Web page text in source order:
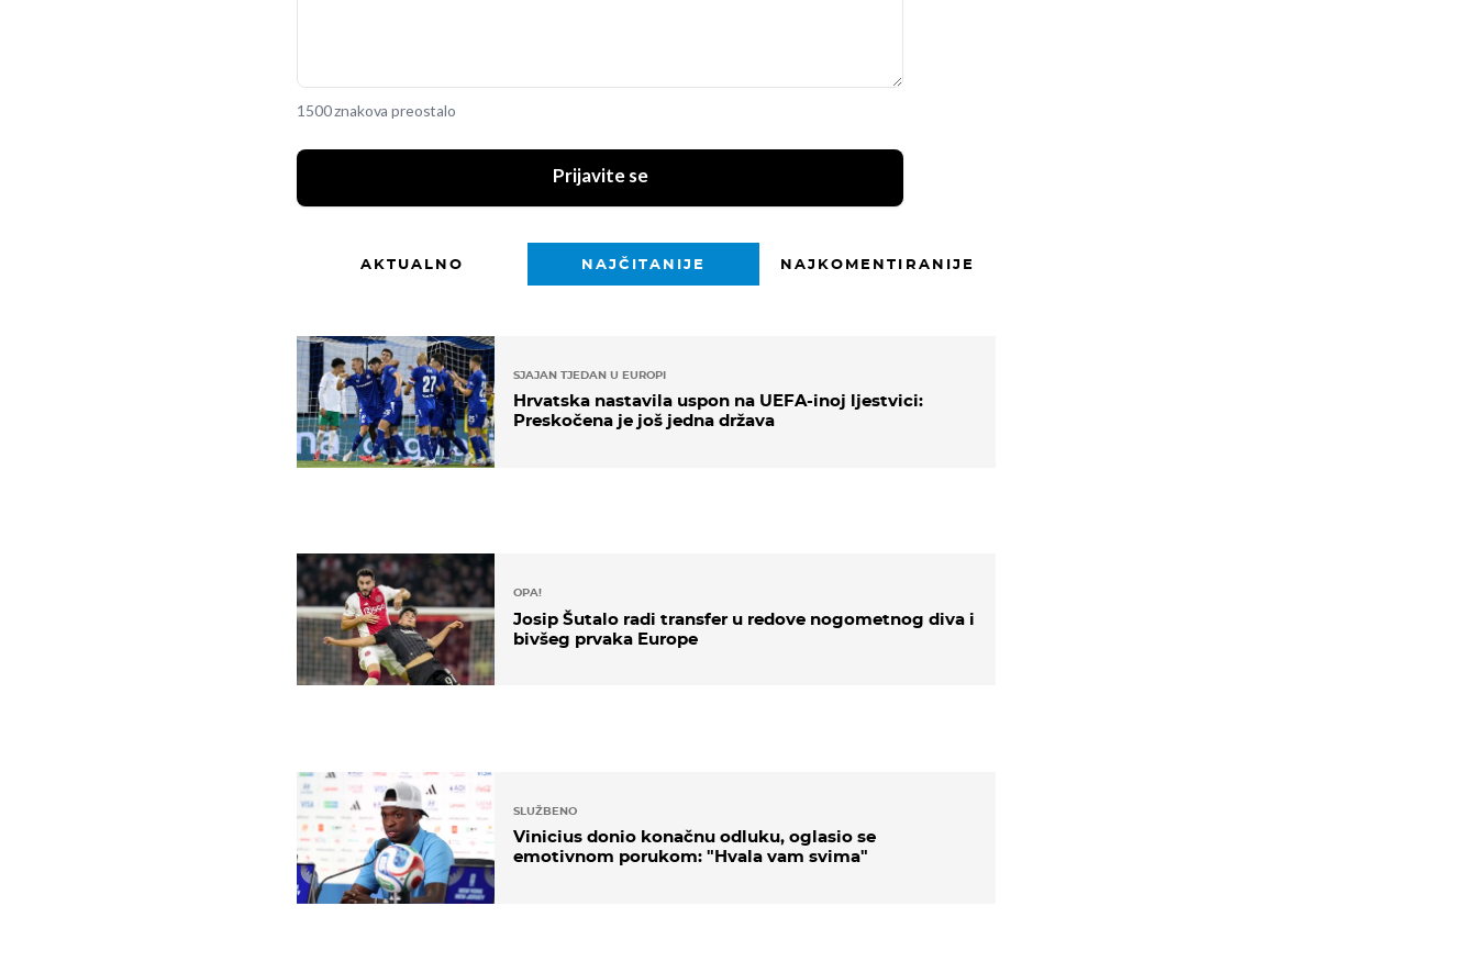
1500 znakova preostalo
Prijavite se
AKTUALNO NAJČITANIJE NAJKOMENTIRANIJE
SJAJAN TJEDAN U EUROPI
Hrvatska nastavila uspon na UEFA-inoj ljestvici:
Preskočena je još jedna država
OPA!
Josip Šutalo radi transfer u redove nogometnog diva i
bivšeg prvaka Europe
SLUŽBENO
Vinicius donio konačnu odluku, oglasio se
emotivnom porukom: "Hvala vam svima"